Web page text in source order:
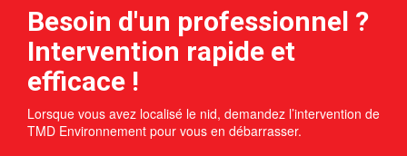
Besoin d'un professionnel ?
Intervention rapide et
efficace !
Lorsque vous avez localisé le nid, demandez l’intervention de
TMD Environnement pour vous en débarrasser.